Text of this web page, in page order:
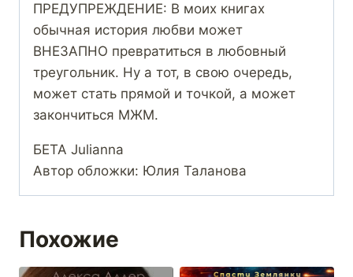
ПРЕДУПРЕЖДЕНИЕ: В моих книгах
обычная история любви может
ВНЕЗАПНО превратиться в любовный
треугольник. Ну а тот, в свою очередь,
может стать прямой и точкой, а может
закончиться МЖМ.
БЕТА Julianna
Автор обложки: Юлия Таланова
Похожие